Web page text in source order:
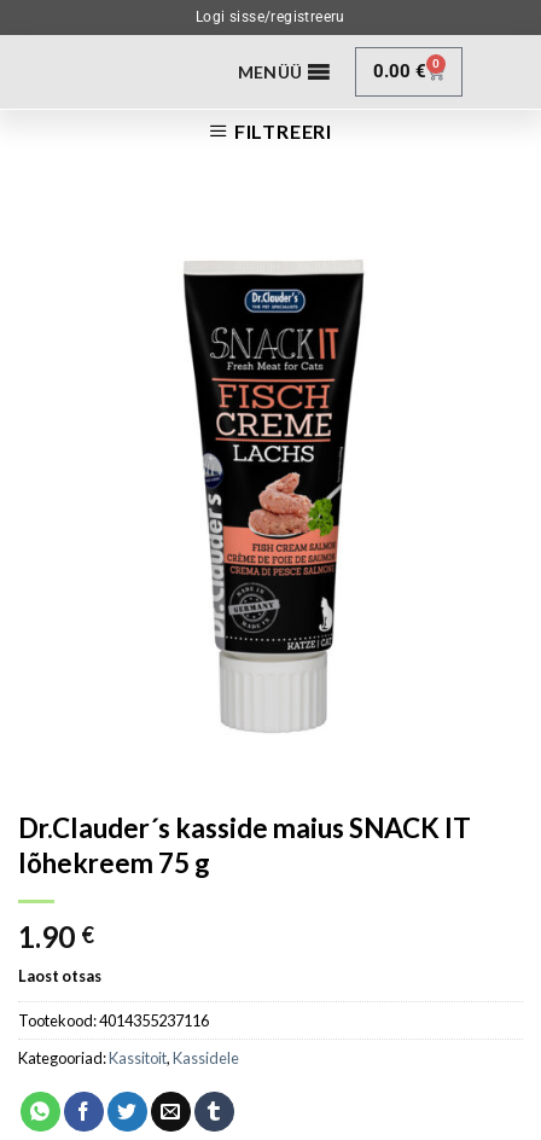
Logi sisse/registreeru
MENÜÜ 0.00€ 0
FILTREERI
Dr.Clauder´s kasside maius SNACK IT
lõhekreem 75 g
1.90 €
Laost otsas
Tootekood:4014355237116
Kategooriad:Kassitoit,Kassidele